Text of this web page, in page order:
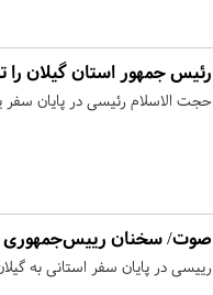
رئیس جمهور استان گیلان را
حجت الاسلام رئیسی در پایان سفر
صوت/ سخنان رییس‌جمهوری
رییسی در پایان سفر استانی به